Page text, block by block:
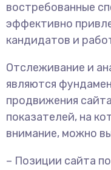
востребованные
эффективно
кандидатов и
Отслеживание и
являются
продвижения
показателей, на
внимание, можно
– Позиции сайта